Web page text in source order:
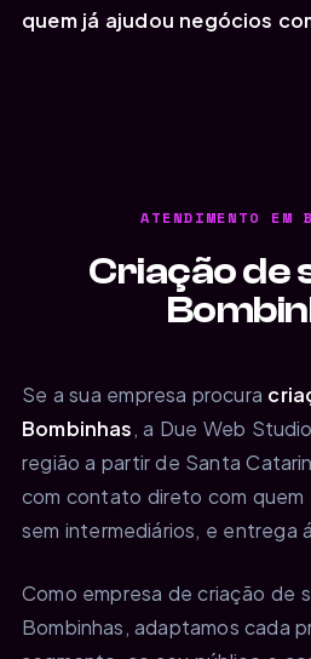
quem já ajudou negócios
ATENDIMENTO EM
Criação de
Se a sua empresa procura
Bombinhas, a Due Web
região a partir de Santa
com contato direto com
sem intermediários, e entrega
Como empresa de criação de
Bombinhas, adaptamos cada